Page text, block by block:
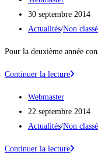
de
la
Publication
publiée :
30 septembre 2014
Post
Actualités/Non classé
Pour la deuxième année
Continuer la lectureSuivi
GPS
avec
Auteur/autrice
de
la
Webmaster
Publication
publiée :
22 septembre 2014
Post
Actualités/Non classé
Continuer la lectureAvec